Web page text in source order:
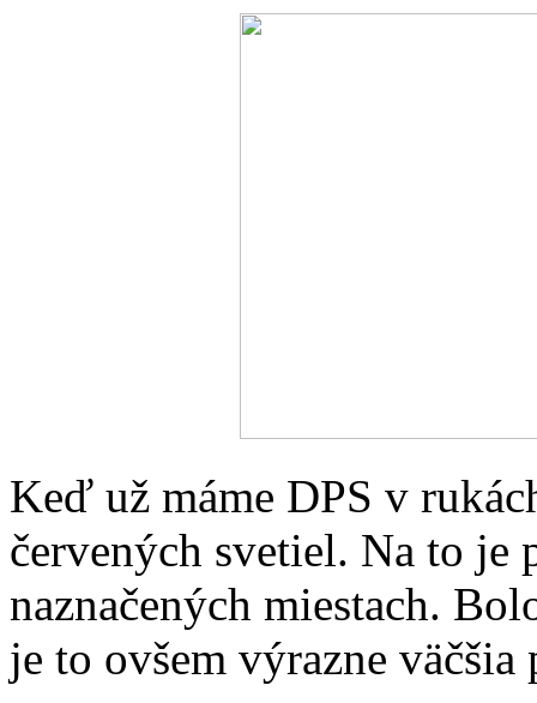
Keď už máme DPS v
červených svetiel. Na to je
naznačených miestach.
je to ovšem výrazne